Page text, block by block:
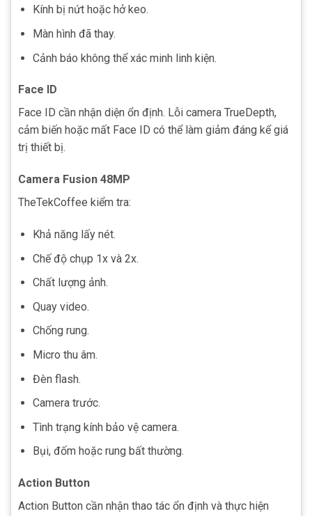
Kính bị nứt hoặc hở keo.
Màn hình đã thay.
Cảnh báo không thể xác minh linh kiện.
Face ID
Face ID cần nhận diện ổn định. Lỗi camera TrueDepth,
cảm biến hoặc mất Face ID có thể làm giảm đáng kể giá
trị thiết bị.
Camera Fusion 48MP
TheTekCoffee kiểm tra:
Khả năng lấy nét.
Chế độ chụp 1x và 2x.
Chất lượng ảnh.
Quay video.
Chống rung.
Micro thu âm.
Đèn flash.
Camera trước.
Tình trạng kính bảo vệ camera.
Bụi, đốm hoặc rung bất thường.
Action Button
Action Button cần nhận thao tác ổn định và thực hiện